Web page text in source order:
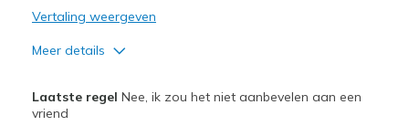
Vertaling weergeven
Meer details
Stylish
Laatste regel Nee, ik zou het niet aanbevelen aan een
vriend